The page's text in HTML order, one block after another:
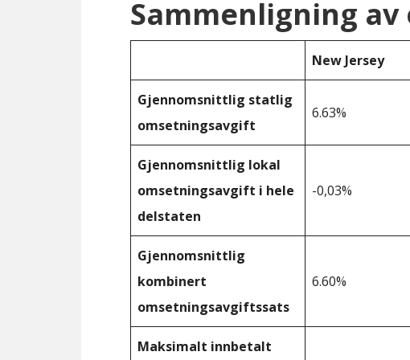
Sammenligning
New Jersey
Gjennomsnittlig statlig
omsetningsavgift
6.63%
Gjennomsnittlig lokal
omsetningsavgift i hele
delstaten
-0,03%
Gjennomsnittlig
kombinert
omsetningsavgiftssats
6.60%
Maksimalt innbetalt